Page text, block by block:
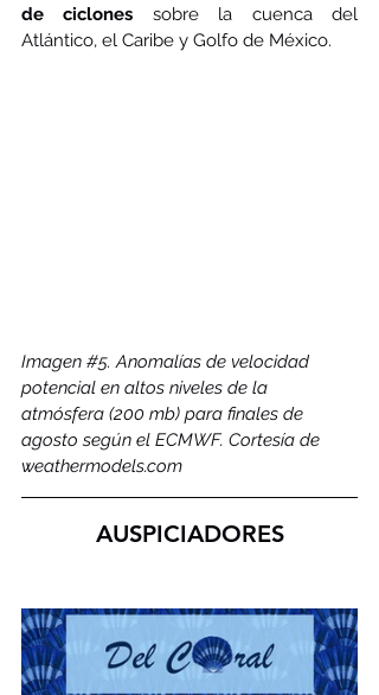
de ciclones sobre la cuenca del
Atlántico, el Caribe y Golfo de México.
Imagen #5. Anomalías de velocidad
potencial en altos niveles de la
atmósfera (200 mb) para finales de
agosto según el ECMWF. Cortesía de
weathermodels.com
AUSPICIADORES